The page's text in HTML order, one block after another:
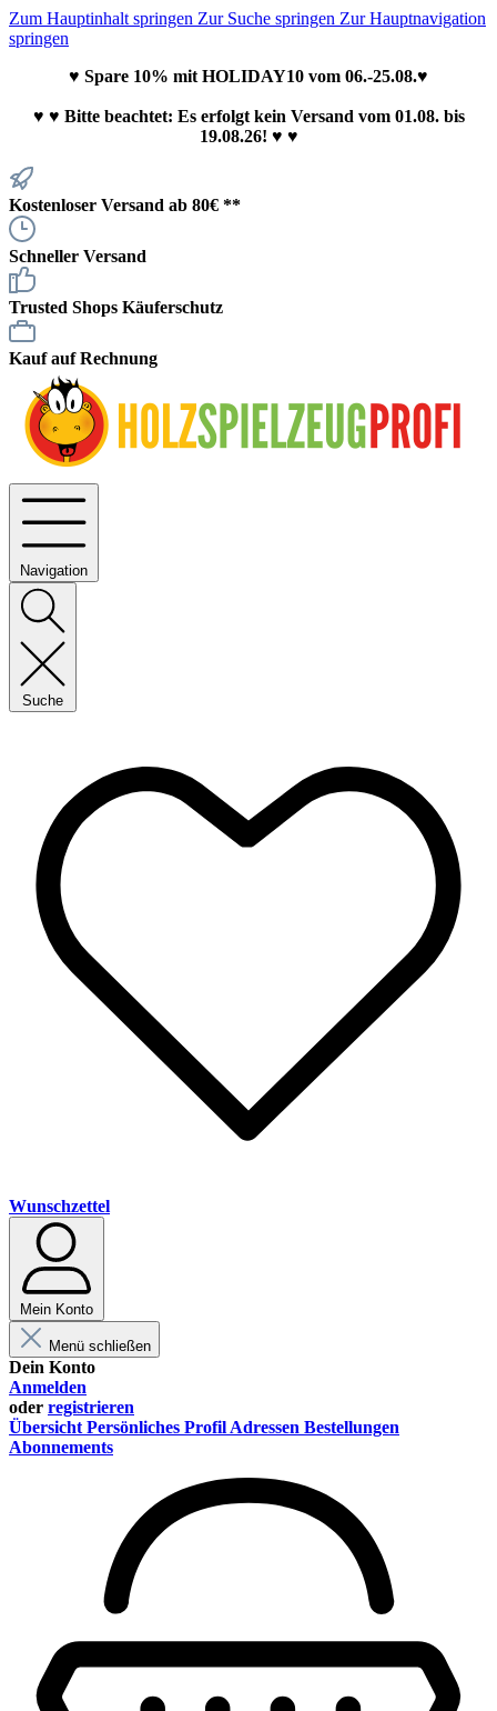
Zum Hauptinhalt springen Zur Suche springen Zur Hauptnavigation
springen
♥ Spare 10% mit HOLIDAY10 vom 06.-25.08.♥
♥ ♥ Bitte beachtet: Es erfolgt kein Versand vom 01.08. bis
19.08.26! ♥ ♥
Kostenloser Versand ab 80€ **
Schneller Versand
Trusted Shops Käuferschutz
Kauf auf Rechnung
Navigation
Suche
Wunschzettel
Mein Konto
Menü schließen
Dein Konto
Anmelden
oder registrieren
Übersicht Persönliches Profil Adressen Bestellungen
Abonnements